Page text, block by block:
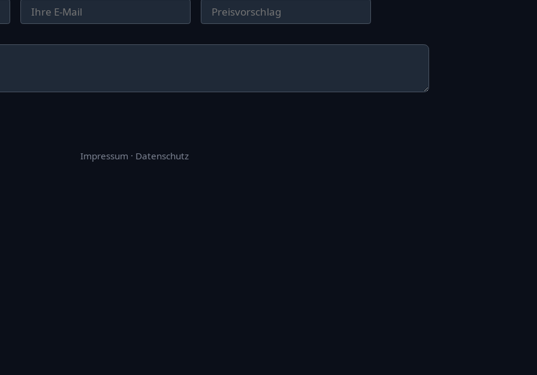
Impressum · Datenschutz